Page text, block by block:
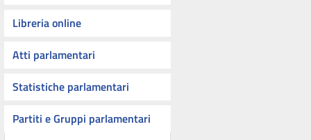
Libreria online
Atti parlamentari
Statistiche parlamentari
Partiti e Gruppi parlamentari